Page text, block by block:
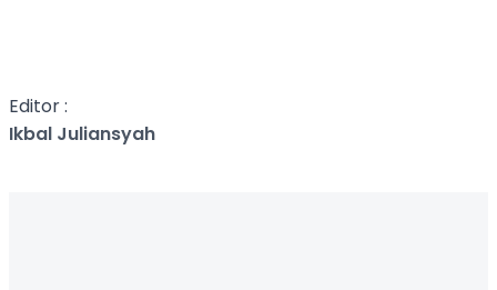
Editor :
Ikbal Juliansyah